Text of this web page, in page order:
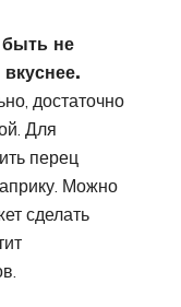
не
достаточно
Для
перец
Можно
сделать